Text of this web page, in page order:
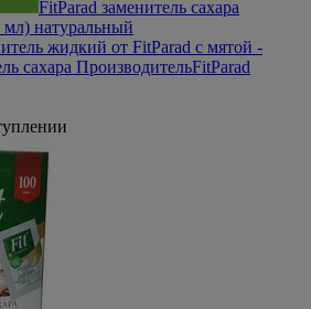
FitParad заменитель сахара
натуральный
жидкий от FitParad с мятой -
сахара ПроизводительFitParad